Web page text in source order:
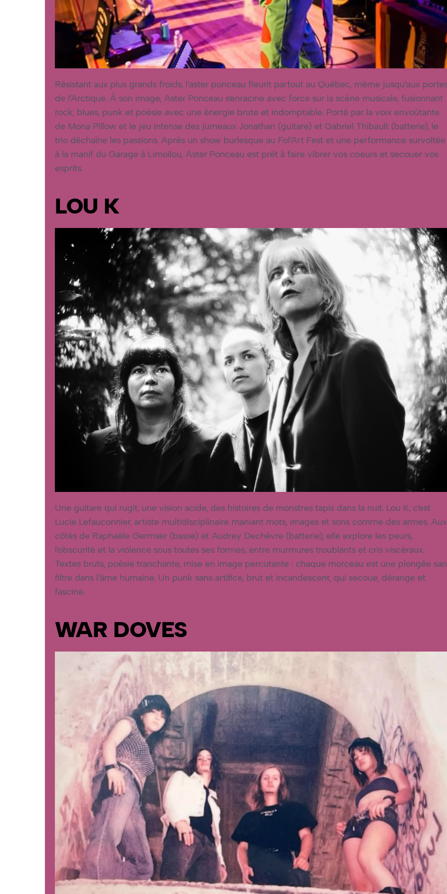
Résistant aux plus grands froids, l’aster ponceau fleurit partout au Québec, même jusqu’aux
de l’Arctique. À son image, Aster Ponceau s’enracine avec force sur la scène musicale, fusionnant
rock, blues, punk et poésie avec une énergie brute et indomptable. Porté par la voix envoûtante
de Mona Pillow et le jeu intense des jumeaux Jonathan (guitare) et Gabriel Thibault (batterie), le
trio déchaîne les passions. Après un show burlesque au Fol’Art Fest et une performance survoltée
à la manif du Garage à Limoilou, Aster Ponceau est prêt à faire vibrer vos cœurs et secouer vos
esprits.
LOU K
Une guitare qui rugit, une vision acide, des histoires de monstres tapis dans la nuit. Lou K, c’est
Lucie Lefauconnier, artiste multidisciplinaire maniant mots, images et sons comme des armes. Aux
côtés de Raphaële Germser (basse) et Audrey Dechèvre (batterie), elle explore les peurs,
l’obscurité et la violence sous toutes ses formes, entre murmures troublants et cris viscéraux.
Textes bruts, poésie tranchante, mise en image percutante : chaque morceau est une plongée
filtre dans l’âme humaine. Un punk sans artifice, brut et incandescent, qui secoue, dérange et
fascine.
WAR DOVES